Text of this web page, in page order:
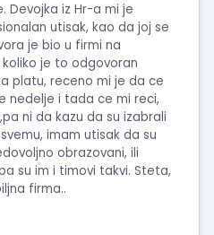
Devojka iz Hr-a mi je
utisak, kao da joj se
je bio u firmi na
je to odgovoran
platu, receno mi je da ce
nedelje i tada ce mi reci,
ni da kazu da su izabrali
imam utisak da su
obrazovani, ili
su im i timovi takvi. Steta,
firma..